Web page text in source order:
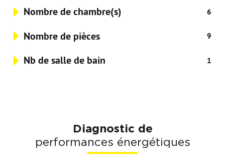
Nombre de chambre(s) 6
Nombre de pièces 9
Nb de salle de bain 1
Diagnostic de
performances énergétiques